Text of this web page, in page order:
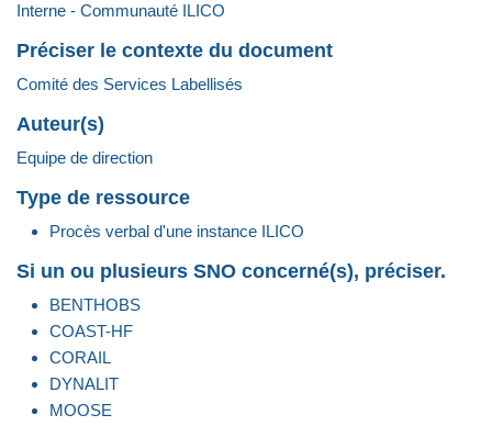
Interne - Communauté ILICO
Préciser le contexte du document
Comité des Services Labellisés
Auteur(s)
Equipe de direction
Type de ressource
Procès verbal d'une instance ILICO
Si un ou plusieurs SNO concerné(s), préciser.
BENTHOBS
COAST-HF
CORAIL
DYNALIT
MOOSE